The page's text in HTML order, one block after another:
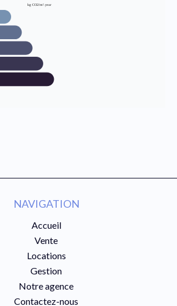
NAVIGATION
Accueil
Vente
Locations
Gestion
Notre agence
Contactez-nous